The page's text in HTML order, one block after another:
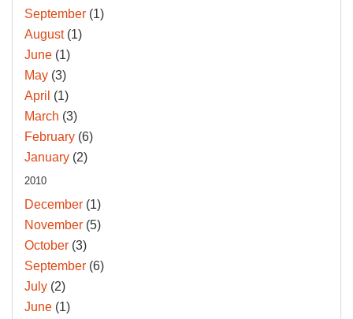
September (1)
August(1)
June (1)
May (3)
April (1)
March (3)
February (6)
January (2)
2010
December (1)
November (5)
October (3)
September (6)
July (2)
June (1)